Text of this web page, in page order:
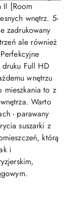
II [Room
wnętrz. 5-
zadrukowany
ale również
Full HD
wnętrzu
to z
Warto
- parawany
suszarki z
którą
i